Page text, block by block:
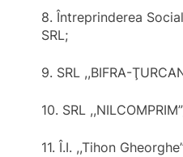
8. Întreprinderea
SRL;
9. SRL ,,BIFRA-
10. SRL
11. Î.I. ,,Tihon